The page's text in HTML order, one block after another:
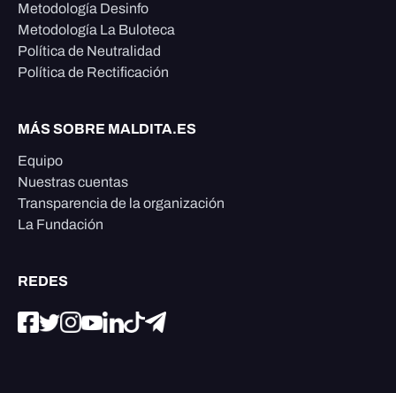
Metodología Desinfo
Metodología La Buloteca
Política de Neutralidad
Política de Rectificación
MÁS SOBRE MALDITA.ES
Equipo
Nuestras cuentas
Transparencia de la organización
La Fundación
REDES